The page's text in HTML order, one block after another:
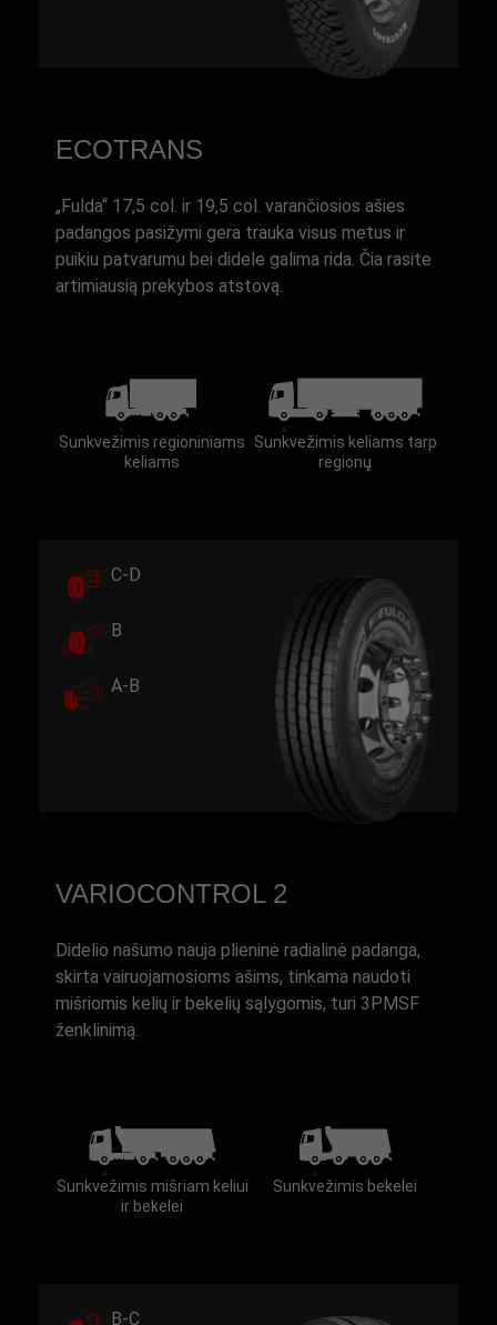
ECOTRANS
„Fulda“ 17,5 col. ir 19,5 col. varančiosios ašies
padangos pasižymi gera trauka visus metus ir
puikiu patvarumu bei didele galima rida. Čia rasite
artimiausią prekybos atstovą.
Sunkvežimis regioniniams
keliams
Sunkvežimis keliams tarp
regionų
C-D
B
A-B
VARIOCONTROL 2
Didelio našumo nauja plieninė radialinė padanga,
skirta vairuojamosioms ašims, tinkama naudoti
mišriomis kelių ir bekelių sąlygomis, turi 3PMSF
ženklinimą.
Sunkvežimis mišriam keliui
ir bekelei
Sunkvežimis bekelei
B-C